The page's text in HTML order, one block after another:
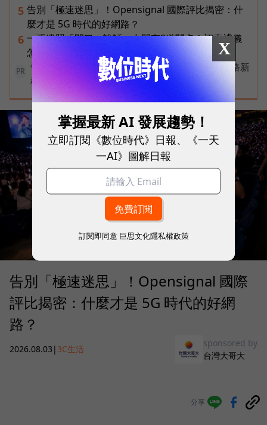
5 告別「極速迷思」！Opensignal 國際評比揭密：什
麼才是 5G 時代的好網路？
6 一張遺照「開口」說話，中間有8道關卡！翊嘉禮儀
怎麼做出AI告別式，讓逝者最後道別？
PR
告別極速迷思！台灣大哥大奪國際雙冠揭密好網路新
標準
告別「極速迷思」！Opensignal 國際
評比揭密：什麼才是 5G 時代的好網
路？
2026.08.03 | 3C生活
sponsored by
台灣大哥大
分享
X
掌握最新 AI 發展趨勢！
立即訂閱《數位時代》日報、《一天
一AI》圖解日報
訂閱即同意 巨思文化隱私權政策